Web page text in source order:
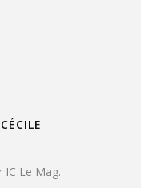
CÉCILE
IC Le Mag.